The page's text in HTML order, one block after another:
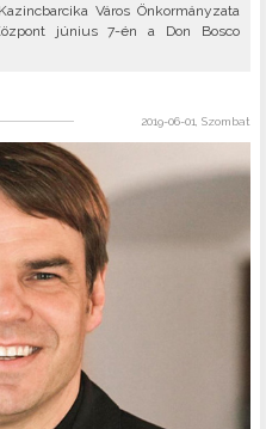
Város Önkormányzata
június 7-én a Don Bosco
2019-06-01, Szombat